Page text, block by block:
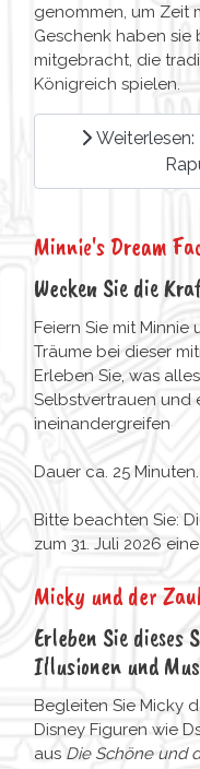
genommen, um Zeit
Geschenk haben sie
mitgebracht, die
Königreich spielen.
Weiterlesen: Musikalischer Moment mit
Minnie's Dream
Wecken Sie die
Feiern Sie mit
Träume bei dieser
Erleben Sie, was
Selbstvertrauen und
ineinandergreifen
Dauer ca. 25 Minuten.
Bitte beachten Sie:
zum 31. Juli 2026
Micky und der
Erleben Sie
Illusionen und
Begleiten Sie Micky
Disney Figuren wie
aus Die Schöne und